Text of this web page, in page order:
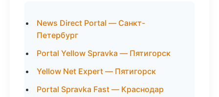
News Direct Portal — Санкт-
Петербург
Portal Yellow Spravka — Пятигорск
Yellow Net Expert — Пятигорск
Portal Spravka Fast — Краснодар